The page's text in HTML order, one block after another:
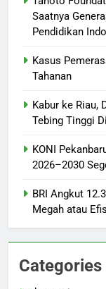
Saatnya
Pendidikan
Kasus
Tahanan
Kabur ke Riau,
Tebing Tinggi
KONI
2026–2030
BRI Angkut
Megah atau
Categories